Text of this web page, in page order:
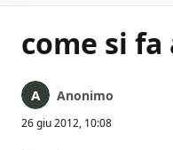
come si
Anonimo
26 giu 2012, 10:08